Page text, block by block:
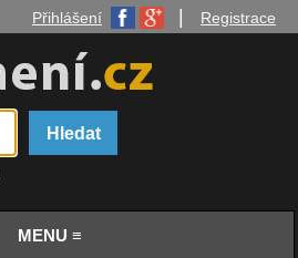
Přihlášení Registrace
MENU ≡